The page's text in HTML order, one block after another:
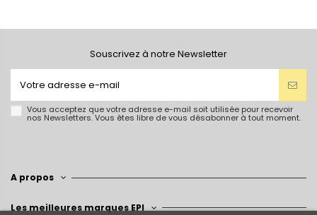
Souscrivez à notre Newsletter
Vous acceptez que votre adresse e-mail soit utilisée pour recevoir
nos Newsletters. Vous êtes libre de vous désabonner à tout moment.
A propos
Les meilleures marques EPI